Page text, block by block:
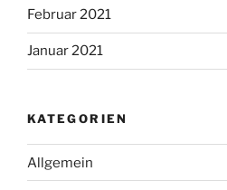
Februar 2021
Januar 2021
KATEGORIEN
Allgemein